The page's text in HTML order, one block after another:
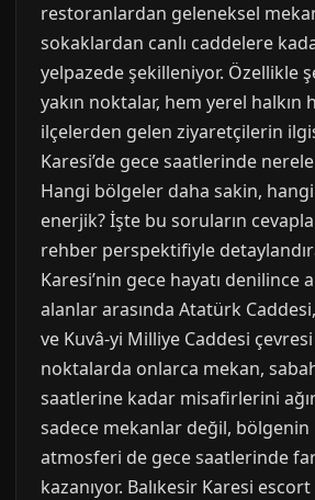
restoranlardan geleneksel
sokaklardan canlı caddelere
yelpazede şekilleniyor. Özellikle
yakın noktalar, hem yerel halkın
ilçelerden gelen ziyaretçilerin
Karesi’de gece saatlerinde
Hangi bölgeler daha sakin,
enerjik? İşte bu soruların
rehber perspektifiyle
Karesi’nin gece hayatı denilince
alanlar arasında Atatürk Caddesi,
ve Kuvâ-yi Milliye Caddesi çevresi
noktalarda onlarca mekan,
saatlerine kadar misafirlerini
sadece mekanlar değil,
atmosferi de gece saatlerinde
kazanıyor. Balıkesir Karesi